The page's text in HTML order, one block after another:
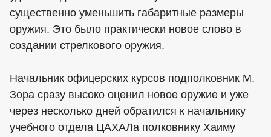
существенно уменьшить габаритные размеры
оружия. Это было практически новое слово в
создании стрелкового оружия.
Начальник офицерских курсов подполковник М.
Зора сразу высоко оценил новое оружие и уже
через несколько дней обратился к начальнику
учебного отдела ЦАХАЛа полковнику Хаиму